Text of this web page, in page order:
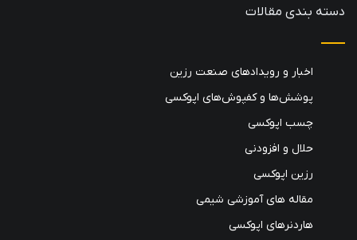
دسته بندی مقالات
اخبار و رویدادهای صنعت رزین
پوشش‌ها و کفپوش‌های اپوکسی
چسب اپوکسی
حلال و افزودنی
رزین اپوکسی
مقاله های آموزشی شیمی
هاردنرهای اپوکسی